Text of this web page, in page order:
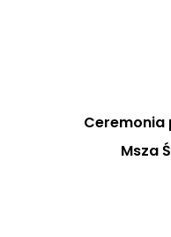
Ceremonia
Msza